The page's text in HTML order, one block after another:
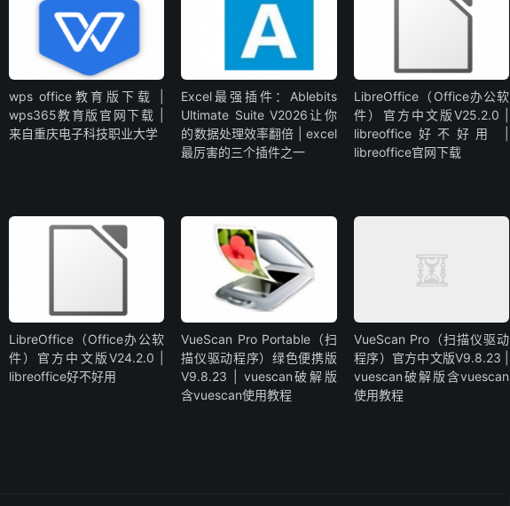
wps office教育版下载 |
wps365教育版官网下载 |
来自重庆电子科技职业大学
Excel最强插件：Ablebits
Ultimate Suite V2026让你
的数据处理效率翻倍 | excel
最厉害的三个插件之一
LibreOffice（Office办公软
件）官方中文版V25.2.0 |
libreoffice好不好用 |
libreoffice官网下载
LibreOffice（Office办公软
件）官方中文版V24.2.0 |
libreoffice好不好用
VueScan Pro Portable（扫
描仪驱动程序）绿色便携版
V9.8.23 | vuescan破解版
含vuescan使用教程
VueScan Pro（扫描仪驱动
程序）官方中文版V9.8.23 |
vuescan破解版含vuescan
使用教程